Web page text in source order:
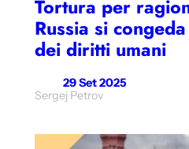
Tortura per
Russia si
dei diritti umani
29 Set 2025
Sergej Petrov